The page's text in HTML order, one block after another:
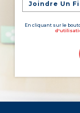
Joindre Un
En cliquant sur le